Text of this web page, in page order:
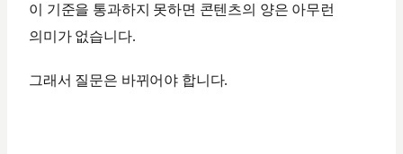
이 기준을 통과하지 못하면 콘텐츠의 양은 아무런
의미가 없습니다.
그래서 질문은 바뀌어야 합니다.